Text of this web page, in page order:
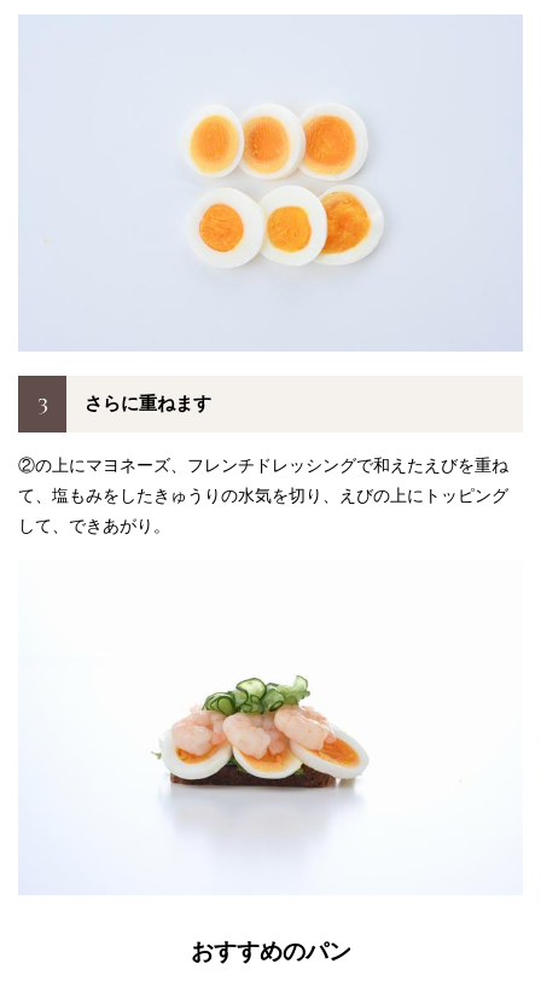
3 さらに重ねます
②の上にマヨネーズ、フレンチドレッシングで和えたえびを重ね
て、塩もみをしたきゅうりの水気を切り、えびの上にトッピング
して、できあがり。
おすすめのパン